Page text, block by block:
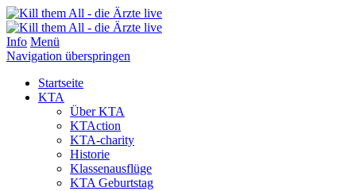
Info Menü
Navigation überspringen
Startseite
KTA
Über KTA
KTAction
KTA-charity
Historie
Klassenausflüge
KTA Geburtstag